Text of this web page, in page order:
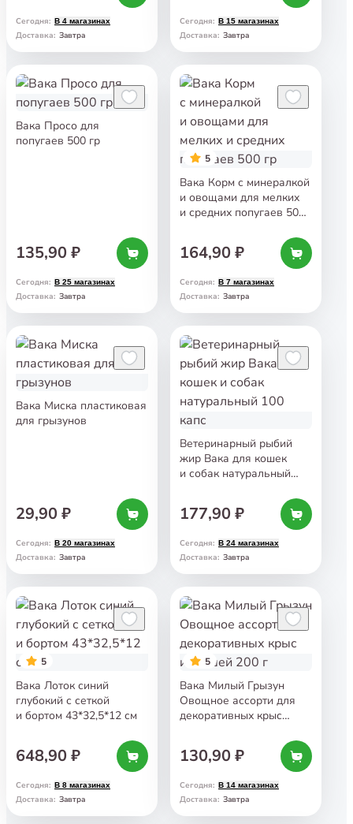
Сегодня: В 4 магазинах
Доставка: Завтра
Сегодня: В 15 магазинах
Доставка: Завтра
Вака Просо для
попугаев 500 гр
135,90 ₽
Сегодня: В 25 магазинах
Доставка: Завтра
5
Вака Корм с минералкой
и овощами для мелких
и средних попугаев 500
164,90 ₽
Сегодня: В 7 магазинах
Доставка: Завтра
Вака Миска пластиковая
для грызунов
29,90 ₽
Сегодня: В 20 магазинах
Доставка: Завтра
Ветеринарный рыбий
жир Вака для кошек
и собак натуральный
177,90 ₽
Сегодня: В 24 магазинах
Доставка: Завтра
5
Вака Лоток синий
глубокий с сеткой
и бортом 43*32,5*12 см
648,90 ₽
Сегодня: В 8 магазинах
Доставка: Завтра
5
Вака Милый Грызун
Овощное ассорти для
декоративных крыс
130,90 ₽
Сегодня: В 14 магазинах
Доставка: Завтра